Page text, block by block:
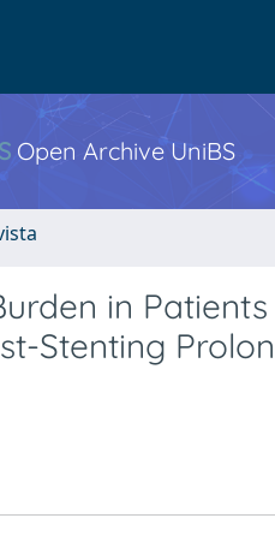
Open Archive UniBS
in Patients
Stenting